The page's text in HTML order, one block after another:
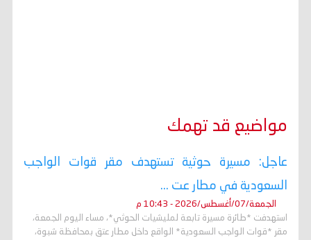
مواضيع قد تهمك
عاجل: مسيرة حوثية تستهدف مقر قوات الواجب
السعودية في مطار عت ...
الجمعة/07/أغسطس/2026 - 10:43 م
استهدفت *طائرة مسيرة تابعة لمليشيات الحوثي*، مساء اليوم الجمعة،
مقر *قوات الواجب السعودية* الواقع داخل مطار عتق بمحافظة شبوة،